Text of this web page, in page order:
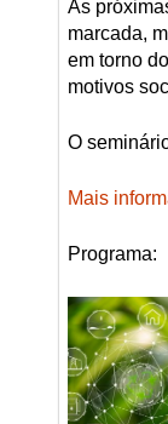
As
marcada,
em torno
motivos
O
Mais
Programa: